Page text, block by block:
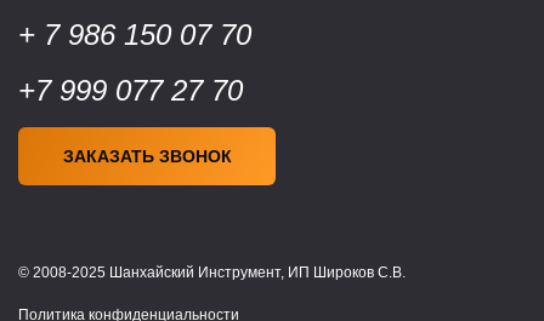
+ 7 986 150 07 70
+7 999 077 27 70
ЗАКАЗАТЬ ЗВОНОК
© 2008-2025 Шанхайский Инструмент, ИП Широков С.В.
Политика конфиденциальности